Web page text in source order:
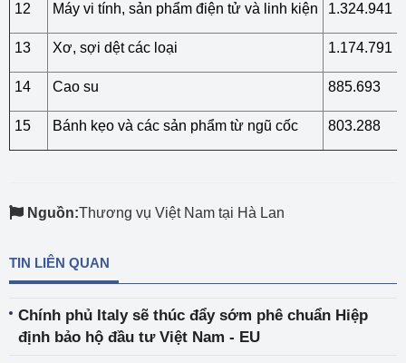
12 Máy vi tính, sản phẩm điện tử và linh kiện 1.324.941
13 Xơ, sợi dệt các loại 1.174.791
14 Cao su 885.693
15 Bánh kẹo và các sản phẩm từ ngũ cốc 803.288
Nguồn:Thương vụ Việt Nam tại Hà Lan
TIN LIÊN QUAN
Chính phủ Italy sẽ thúc đẩy sớm phê chuẩn Hiệp
định bảo hộ đầu tư Việt Nam - EU